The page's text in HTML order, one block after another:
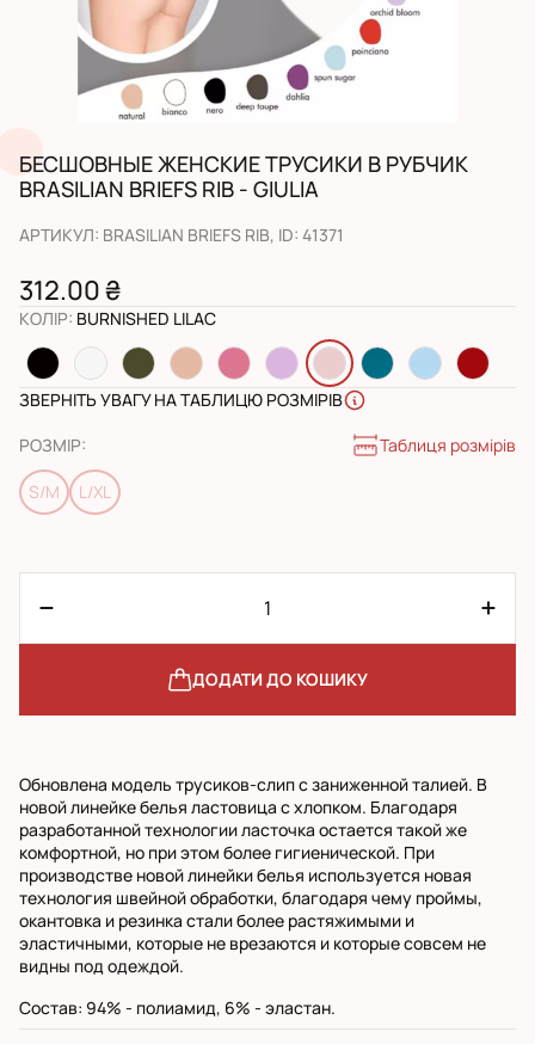
БЕСШОВНЫЕ ЖЕНСКИЕ ТРУСИКИ В РУБЧИК
BRASILIAN BRIEFS RIB - GIULIA
АРТИКУЛ: BRASILIAN BRIEFS RIB, ID: 41371
312.00 ₴
КОЛІР: BURNISHED LILAC
ЗВЕРНІТЬ УВАГУ НА ТАБЛИЦЮ РОЗМІРІВ
РОЗМІР: Таблиця розмірів
S/M L/XL
ДОДАТИ ДО КОШИКУ
Обновлена ​​модель трусиков-слип с заниженной талией. В
новой линейке белья ластовица с хлопком. Благодаря
разработанной технологии ласточка остается такой же
комфортной, но при этом более гигиенической. При
производстве новой линейки белья используется новая
технология швейной обработки, благодаря чему проймы,
окантовка и резинка стали более растяжимыми и
эластичными, которые не врезаются и которые совсем не
видны под одеждой.
Состав: 94% - полиамид, 6% - эластан.